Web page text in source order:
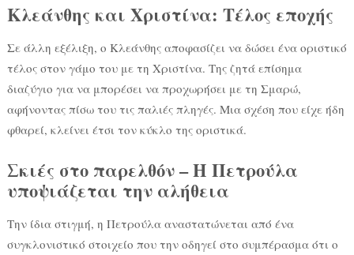
Κλεάνθης και Χριστίνα: Τέλος εποχής
Σε άλλη εξέλιξη, ο Κλεάνθης αποφασίζει να δώσει ένα οριστικό
τέλος στον γάμο του με τη Χριστίνα. Της ζητά επίσημα
διαζύγιο για να μπορέσει να προχωρήσει με τη Σμαρώ,
αφήνοντας πίσω του τις παλιές πληγές. Μια σχέση που είχε ήδη
φθαρεί, κλείνει έτσι τον κύκλο της οριστικά.
Σκιές στο παρελθόν – Η Πετρούλα
υποψιάζεται την αλήθεια
Την ίδια στιγμή, η Πετρούλα αναστατώνεται από ένα
συγκλονιστικό στοιχείο που την οδηγεί στο συμπέρασμα ότι ο